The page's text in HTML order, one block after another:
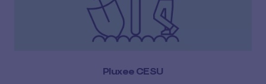
Pluxee CESU